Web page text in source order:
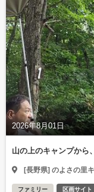
2026年8月01日
山の上のキャンプか
[長野県] のよさの里
ファミリー 区画サイト